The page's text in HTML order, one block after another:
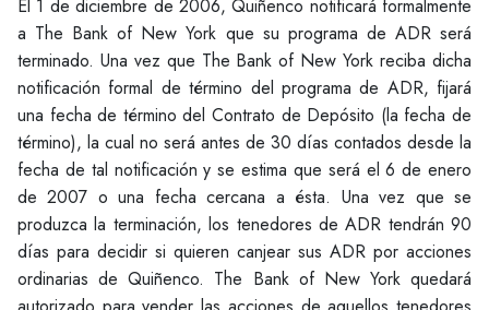
El 1 de diciembre de 2006, Quiñenco notificará formalmente
a The Bank of New York que su programa de ADR será
terminado. Una vez que The Bank of New York reciba dicha
notificación formal de término del programa de ADR, fijará
una fecha de término del Contrato de Depósito (la fecha de
término), la cual no será antes de 30 días contados desde la
fecha de tal notificación y se estima que será el 6 de enero
de 2007 o una fecha cercana a ésta. Una vez que se
produzca la terminación, los tenedores de ADR tendrán 90
días para decidir si quieren canjear sus ADR por acciones
ordinarias de Quiñenco. The Bank of New York quedará